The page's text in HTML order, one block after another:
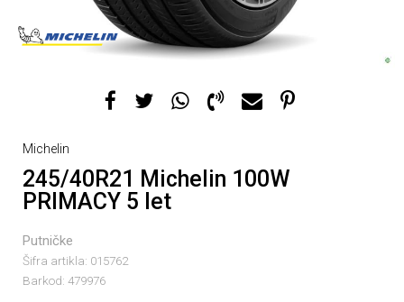
Michelin
245/40R21 Michelin 100W
PRIMACY 5 let
Putničke
Šifra artikla: 015762
Barkod: 479976